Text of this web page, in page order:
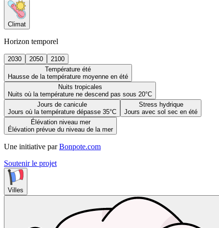
Climat
Horizon temporel
2030 2050
2100
Température été
Hausse de la température moyenne en été
Nuits tropicales
Nuits où la température ne descend pas sous 20°C
Jours de canicule
Jours où la température dépasse 35°C
Stress hydrique
Jours avec sol sec en été
Élévation niveau mer
Élévation prévue du niveau de la mer
Une initiative par Bonpote.com
Soutenir le projet
Villes